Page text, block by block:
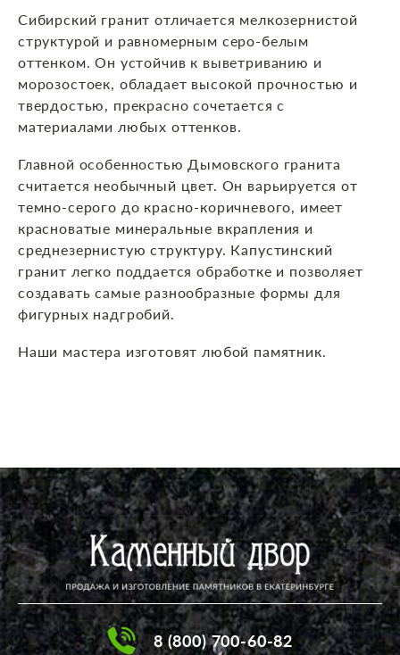
Сибирский гранит отличается мелкозернистой
структурой и равномерным серо-белым
оттенком. Он устойчив к выветриванию и
морозостоек, обладает высокой прочностью и
твердостью, прекрасно сочетается с
материалами любых оттенков.
Главной особенностью Дымовского гранита
считается необычный цвет. Он варьируется от
темно-серого до красно-коричневого, имеет
красноватые минеральные вкрапления и
среднезернистую структуру. Капустинский
гранит легко поддается обработке и позволяет
создавать самые разнообразные формы для
фигурных надгробий.
Наши мастера изготовят любой памятник.
8 (800) 700-60-82